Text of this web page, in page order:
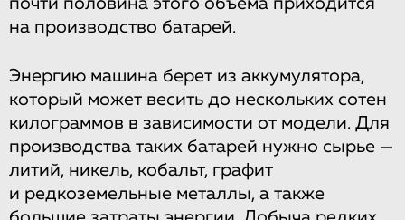
на производство батарей.
Энергию машина берет из аккумулятора,
который может весить до нескольких сотен
килограммов в зависимости от модели. Для
производства таких батарей нужно сырье —
литий, никель, кобальт, графит
и редкоземельные металлы, а также